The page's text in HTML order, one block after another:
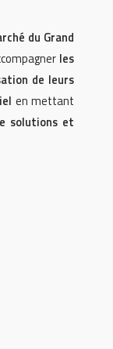
du Grand
les
de leurs
en mettant
solutions et